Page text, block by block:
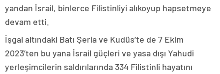
yandan İsrail, binlerce Filistinliyi alıkoyup hapsetmeye
devam etti.
İşgal altındaki Batı Şeria ve Kudüs’te de 7 Ekim
2023’ten bu yana İsrail güçleri ve yasa dışı Yahudi
yerleşimcilerin saldırılarında 334 Filistinli hayatını